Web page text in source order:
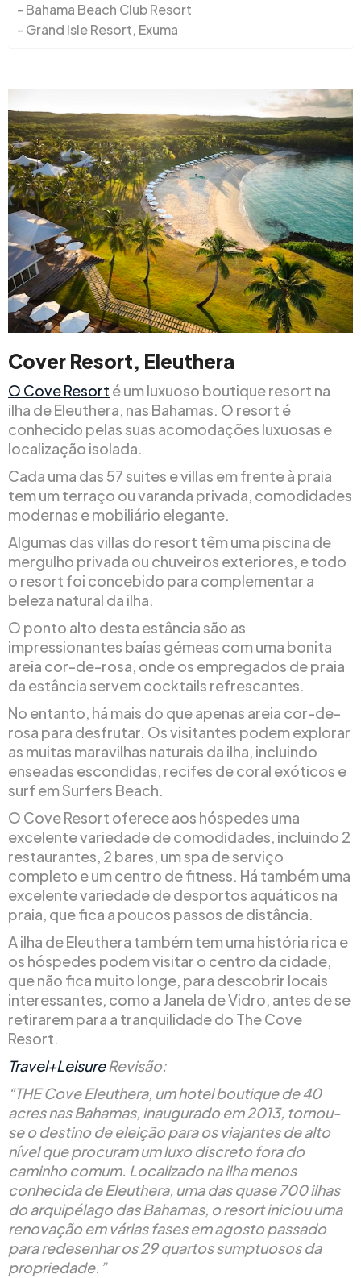
Bahama Beach Club Resort
Grand Isle Resort, Exuma
Cover Resort, Eleuthera
O Cove Resort é um luxuoso boutique resort na
ilha de Eleuthera, nas Bahamas. O resort é
conhecido pelas suas acomodações luxuosas e
localização isolada.
Cada uma das 57 suites e villas em frente à praia
tem um terraço ou varanda privada, comodidades
modernas e mobiliário elegante.
Algumas das villas do resort têm uma piscina de
mergulho privada ou chuveiros exteriores, e todo
o resort foi concebido para complementar a
beleza natural da ilha.
O ponto alto desta estância são as
impressionantes baías gémeas com uma bonita
areia cor-de-rosa, onde os empregados de praia
da estância servem cocktails refrescantes.
No entanto, há mais do que apenas areia cor-de-
rosa para desfrutar. Os visitantes podem explorar
as muitas maravilhas naturais da ilha, incluindo
enseadas escondidas, recifes de coral exóticos e
surf em Surfers Beach.
O Cove Resort oferece aos hóspedes uma
excelente variedade de comodidades, incluindo 2
restaurantes, 2 bares, um spa de serviço
completo e um centro de fitness. Há também uma
excelente variedade de desportos aquáticos na
praia, que fica a poucos passos de distância.
A ilha de Eleuthera também tem uma história rica e
os hóspedes podem visitar o centro da cidade,
que não fica muito longe, para descobrir locais
interessantes, como a Janela de Vidro, antes de se
retirarem para a tranquilidade do The Cove
Resort.
Travel+LeisureRevisão:
“THE Cove Eleuthera, um hotel boutique de 40
acres nas Bahamas, inaugurado em 2013, tornou-
se o destino de eleição para os viajantes de alto
nível que procuram um luxo discreto fora do
caminho comum. Localizado na ilha menos
conhecida de Eleuthera, uma das quase 700 ilhas
do arquipélago das Bahamas, o resort iniciou uma
renovação em várias fases em agosto passado
para redesenhar os 29 quartos sumptuosos da
propriedade.”